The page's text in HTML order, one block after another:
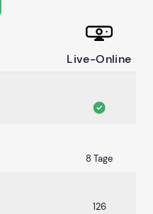
Live-Online
8 Tage
126